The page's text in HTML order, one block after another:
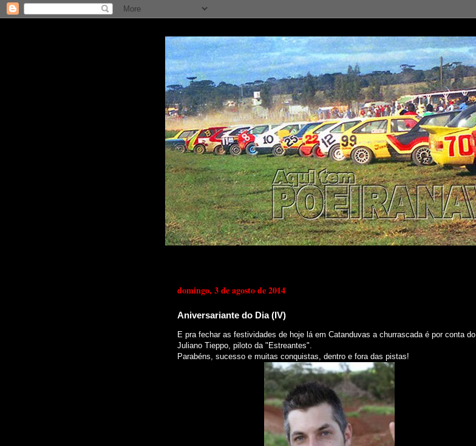
domingo, 3 de agosto de 2014
Aniversariante do Dia (IV)
E pra fechar as festividades de hoje lá em Catanduvas a churrascada é por conta do
Juliano Tieppo, piloto da "Estreantes".
Parabéns, sucesso e muitas conquistas, dentro e fora das pistas!